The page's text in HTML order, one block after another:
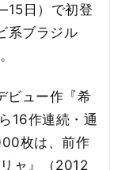
日）で初登
系ブラジル
ビュー作『希
16作連続・通
枚は、前作
ャ』（2012